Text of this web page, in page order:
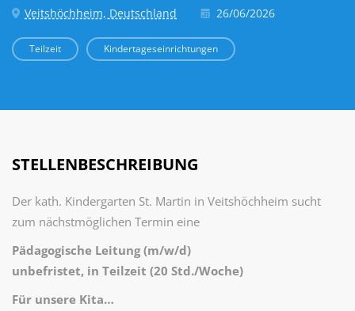
Veitshöchheim, Deutschland
26/06/2026
Teilzeit Kindertageseinrichtungen
STELLENBESCHREIBUNG
Der kath. Kindergarten St. Martin in Veitshöchheim sucht
zum nächstmöglichen Termin eine
Pädagogische Leitung (m/w/d)
unbefristet, in Teilzeit (20 Std./Woche)
Für unsere Kita…